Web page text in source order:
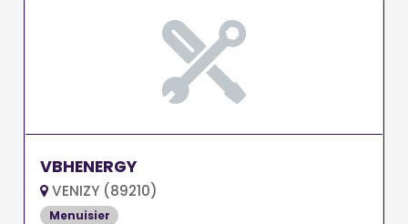
VBHENERGY
VENIZY (89210)
Menuisier